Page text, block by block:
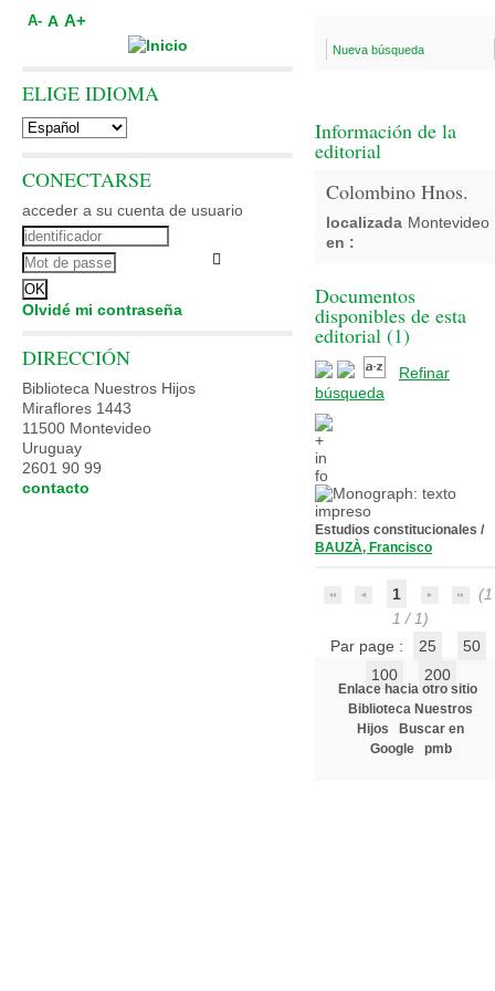
Nueva búsqueda
Información de la
editorial
Colombino Hnos.
localizada
en :
Montevideo
Documentos
disponibles de esta
editorial (1)
Refinar
búsqueda
Estudios constitucionales /
BAUZÀ, Francisco
1
1 / 1)
Par page :
25
50
100
200
Enlace hacia otro sitio
Biblioteca Nuestros
Hijos
Buscar en
Google
pmb
A- A A+
ELIGE IDIOMA
CONECTARSE
acceder a su cuenta de usuario
Olvidé mi contraseña
DIRECCIÓN
Biblioteca Nuestros Hijos
Miraflores 1443
11500 Montevideo
Uruguay
2601 90 99
contacto